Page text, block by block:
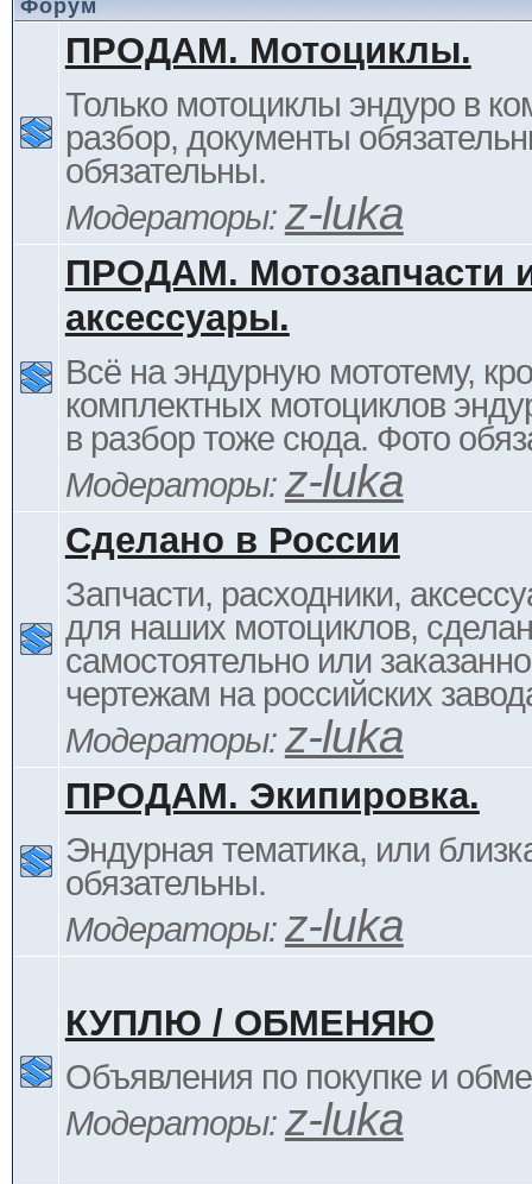
Форум
ПРОДАМ. Мотоциклы.
Только мотоциклы эндуро в
разбор, документы
обязательны.
Модераторы: z-luka
ПРОДАМ. Мотозапчасти
аксессуары.
Всё на эндурную мототему,
комплектных мотоциклов
в разбор тоже сюда. Фото
Модераторы: z-luka
Сделано в России
Запчасти, расходники,
для наших мотоциклов,
самостоятельно или
чертежам на российских
Модераторы: z-luka
ПРОДАМ. Экипировка.
Эндурная тематика, или
обязательны.
Модераторы: z-luka
КУПЛЮ / ОБМЕНЯЮ
Объявления по покупке и
Модераторы: z-luka